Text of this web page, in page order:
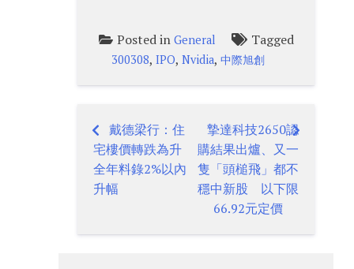
Posted in General Tagged
300308,IPO,Nvidia,中際旭創
Post
navigation
戴德梁行：住
宅樓價轉跌為升
全年料錄2%以內
升幅
摯達科技2650認
購結果出爐、又一
隻「頭槌飛」都不
穩中新股 以下限
66.92元定價